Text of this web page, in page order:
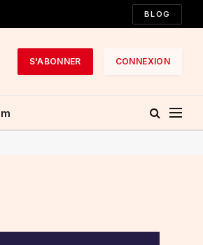
BLOG
S'ABONNER CONNEXION